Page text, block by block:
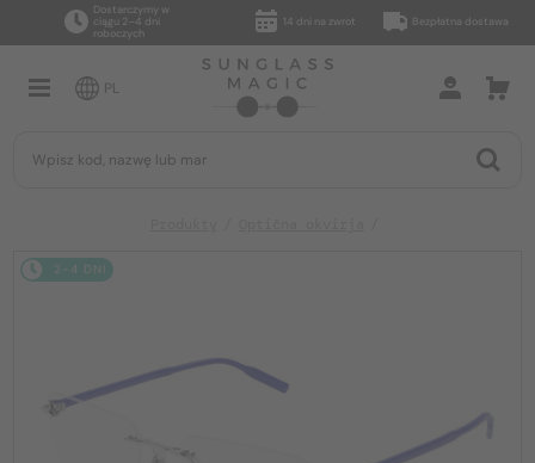
Dostarczymy w
ciągu 2–4 dni
roboczych
14 dni na zwrot Bezpłatna dostawa
PL
2-4 DNI